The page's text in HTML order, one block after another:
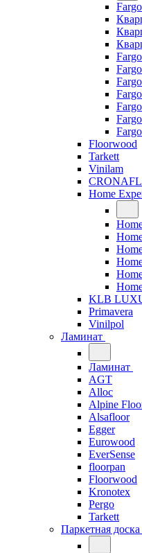
Fargo
Floorwood
Tarkett
Vinilam
Home
KLB
Primavera
Vinilpol
Ламинат
Ламинат
AGT
Alloc
Alpine
Alsafloor
Egger
Eurowood
EverSense
floorpan
Floorwood
Kronotex
Pergo
Tarkett
Паркетная доска